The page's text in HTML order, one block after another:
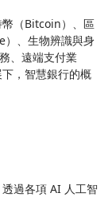
幣（Bitcoin）、區
、生物辨識與身
、遠端支付業
，智慧銀行的概
過各項 AI 人工智